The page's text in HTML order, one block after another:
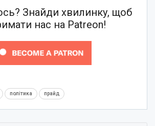
Знайди хвилинку, щоб
нас на Patreon!
політика прайд